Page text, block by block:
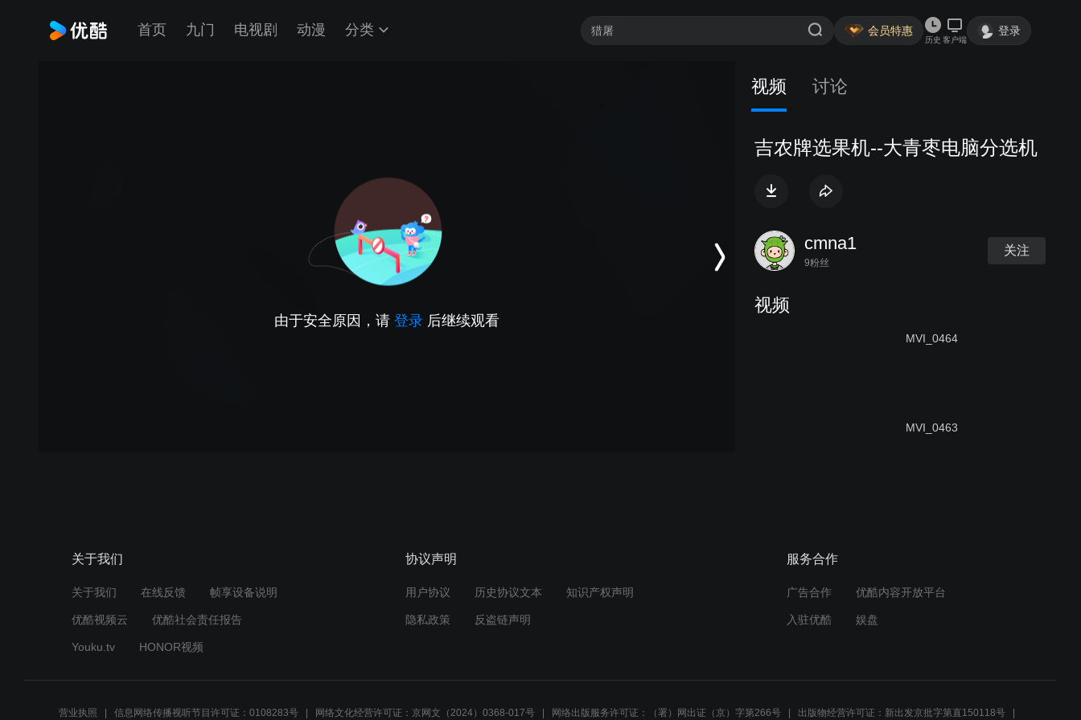
首页 九门 电视剧 动漫 分类 会员特惠
历史 客户端
登录
由于安全原因，请 登录 后继续观看
视频 讨论
吉农牌选果机--大青枣电脑分选机
cmna1
9粉丝
关注
视频
MVI_0464
MVI_0463
MV（2011版）
关于我们
关于我们 在线反馈 帧享设备说明
优酷视频云 优酷社会责任报告
Youku.tv HONOR视频
协议声明
用户协议 历史协议文本 知识产权声明
隐私政策 反盗链声明
服务合作
广告合作 优酷内容开放平台
入驻优酷 娱盘
营业执照 信息网络传播视听节目许可证：0108283号 网络文化经营许可证：京网文（2024）0368-017号 网络出版服务许可证：（署）网出证（京）字第266号 出版物经营许可证：新出发京批字第直150118号